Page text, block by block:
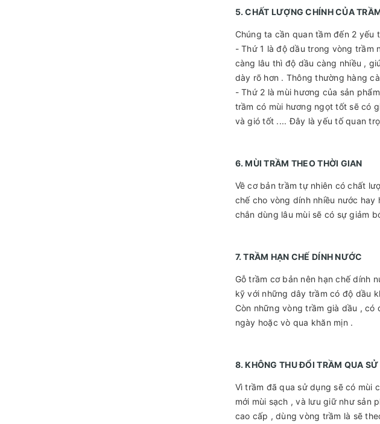
5. CHẤT LƯỢNG CHÍNH CỦA
Chúng ta cần quan tầm đến 2 yếu
- Thứ 1 là độ dầu trong vòng trầm
càng lâu thì độ dầu càng nhiều ,
dày rõ hơn . Thông thường hàng
- Thứ 2 là mùi hương của sản
trầm có mùi hương ngọt tốt sẽ có
và gió tốt .... Đây là yếu tố quan
6. MÙI TRẦM THEO THỜI GIAN
Về cơ bản trầm tự nhiên có chất
chế cho vòng dính nhiều nước
chắn dùng lâu mùi sẽ có sự giảm
7. TRẦM HẠN CHẾ DÍNH NƯỚC
Gỗ trầm cơ bản nên hạn chế dính
kỹ với những dây trầm có độ dầu
Còn những vòng trầm già dầu ,
ngày hoặc vò qua khăn mịn .
8. KHÔNG THU ĐỔI TRẦM QUA SỬ
Vì trầm đã qua sử dụng sẽ có mùi
mới mùi sạch , và lưu giữ như sản
cao cấp , dùng vòng trầm là sẽ